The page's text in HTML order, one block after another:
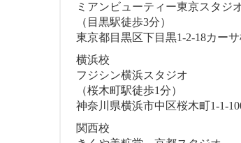
ミアンビューティー東京スタジ
（目黒駅徒歩3分）
東京都目黒区下目黒1-2-18カー
横浜校
フジシン横浜スタジオ
（桜木町駅徒歩1分）
神奈川県横浜市中区桜木町1-1-
関西校